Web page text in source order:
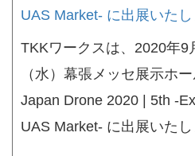
UAS Market- に出展いたし
TKKワークスは、2020年9
（水）幕張メッセ展示ホ
Japan Drone 2020 | 5th -
UAS Market- に出展いた